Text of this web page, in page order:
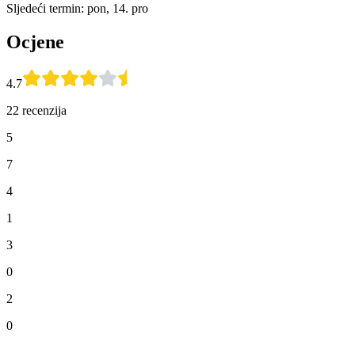
Sljedeći termin: pon, 14. pro
Ocjene
4.7
22 recenzija
5
7
4
1
3
0
2
0